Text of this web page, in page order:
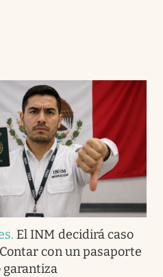
. El INM decidirá caso
con un pasaporte
garantiza